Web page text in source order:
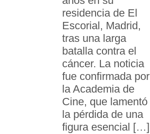
residencia de El
Escorial, Madrid,
tras una larga
batalla contra el
cáncer. La noticia
fue confirmada por
la Academia de
Cine, que lamentó
la pérdida de una
figura esencial […]